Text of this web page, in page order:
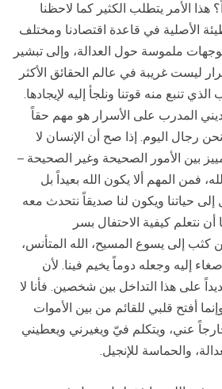
الأمر يتطلب الكثير كما لاحظنا
الأصلية في قاعدة اقتصادنا ومختلف
توجهات ملموسة حول العدالة، وإلى تبشير
ليست غريبة في عالم الحقائق الأكثر
تنبع منه قوتنا ونلجأ إليه لإيجادها.
المدرب على الأسرار هو مهم حقاً
نحن رجال اليوم. إذا صح أن الإنسان لا
بين الأمور الصحيحة وغير الصحيحة –
فمن المهم ألا يكون الله بعيداً بل
إلى حياتنا ويكون لنا صديقاً نتحدث معه
نتعلم كيفية الاحتفال بسر
كثب إلى يسوع المسيح، الله المتأنس،
إليه وجعله دوماً يخيم فينا. لأن
على هذا التداخل بين شخصين. فأنا لا
أفتح قلبي للقائم من بين الأموات
عني، ويتكلم فيّ ويغيرني ويعطيني
والحماسة للإنجيل.